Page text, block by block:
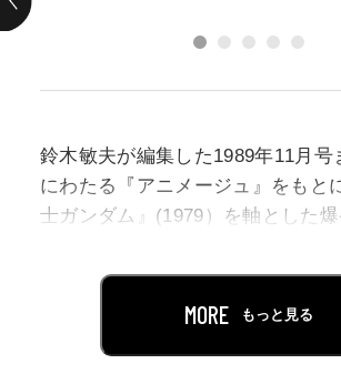
鈴木敏夫が編集した1989年11月号
にわたる『アニメージュ』をもと
士ガンダム』(1979）を軸とした
功、そしてスタジオジブリ誕生と
ピュタ』(1986)までを振り返りま
MORE もっと見る